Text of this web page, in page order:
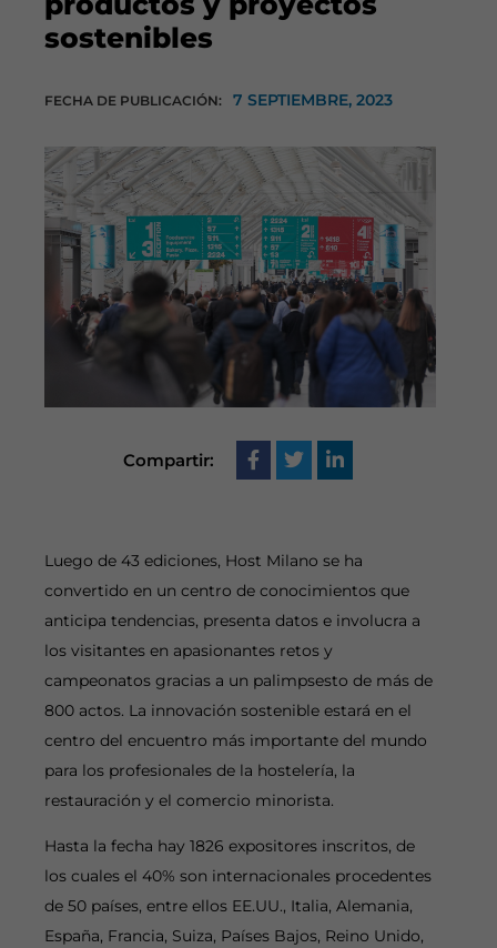
sostenibles
FECHA DE PUBLICACIÓN: 7 SEPTIEMBRE, 2023
Compartir:
Luego de 43 ediciones, Host Milano se ha
convertido en un centro de conocimientos que
anticipa tendencias, presenta datos e involucra a
los visitantes en apasionantes retos y
campeonatos gracias a un palimpsesto de más de
800 actos. La innovación sostenible estará en el
centro del encuentro más importante del mundo
para los profesionales de la hostelería, la
restauración y el comercio minorista.
Hasta la fecha hay 1826 expositores inscritos, de
los cuales el 40% son internacionales procedentes
de 50 países, entre ellos EE.UU., Italia, Alemania,
España, Francia, Suiza, Países Bajos, Reino Unido,